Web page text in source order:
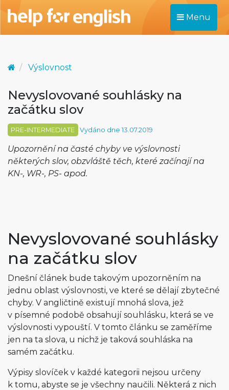
Menu
Výslovnost
Nevyslovované souhlásky na
začátku slov
PRE-INTERMEDIATE Vydáno dne 13.07.2019
Upozornění na časté chyby ve výslovnosti
některých slov, obzvláště těch, které začínají na
KN-, WR-, PS- apod.
Nevyslovované souhlásky
na začátku slov
Dnešní článek bude takovým upozorněním na
jednu oblast výslovnosti, ve které se dělají zbytečné
chyby. V angličtině existují mnohá slova, jež
v písemné podobě obsahují souhlásku, která se ve
výslovnosti vypouští. V tomto článku se zaměříme
jen na ta slova, u nichž je taková souhláska na
samém začátku.
Výpisy slovíček v každé kategorii nejsou určeny
k tomu, abyste se je všechny naučili. Některá z nich